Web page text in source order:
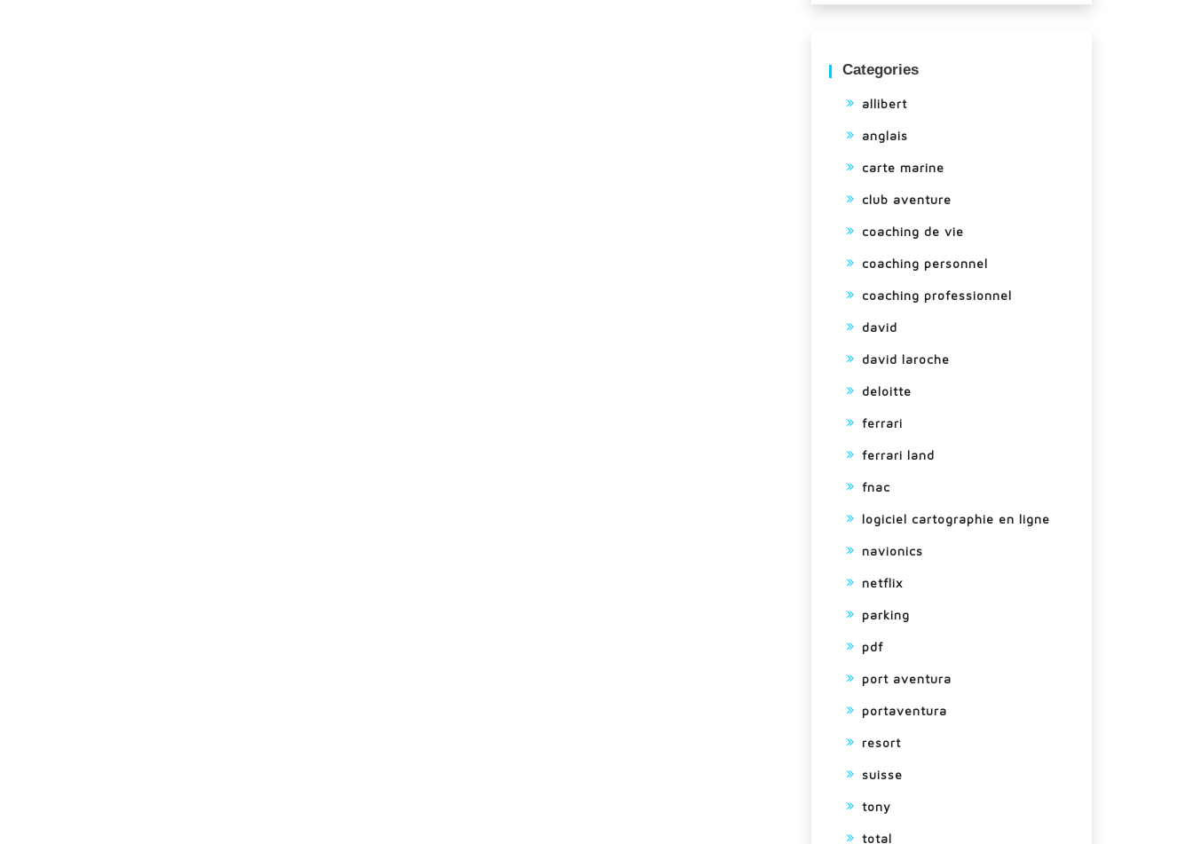
Categories
allibert
anglais
carte marine
club aventure
coaching de vie
coaching personnel
coaching professionnel
david
david laroche
deloitte
ferrari
ferrari land
fnac
logiciel cartographie en ligne
navionics
netflix
parking
pdf
port aventura
portaventura
resort
suisse
tony
total